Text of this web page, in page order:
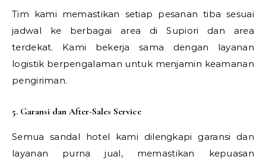
Tim kami memastikan setiap pesanan tiba sesuai
jadwal ke berbagai area di Supiori dan area
terdekat. Kami bekerja sama dengan layanan
logistik berpengalaman untuk menjamin keamanan
pengiriman.
5. Garansi dan After-Sales Service
Semua sandal hotel kami dilengkapi garansi dan
layanan purna jual, memastikan kepuasan